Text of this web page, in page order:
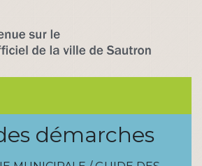
démarches